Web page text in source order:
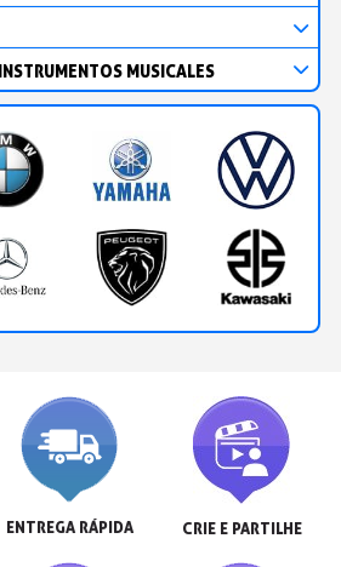
MUSICALES
ENTREGA RÁPIDA CRIE E PARTILHE